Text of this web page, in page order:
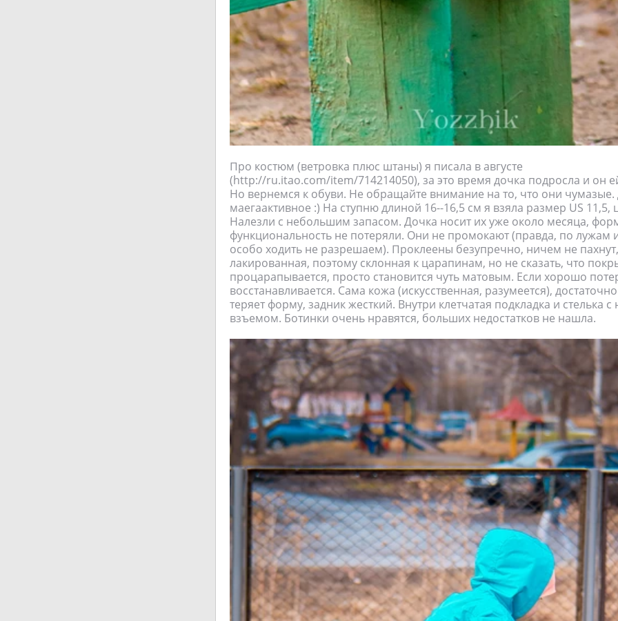
Про костюм (ветровка плюс штаны) я писала в августе
(http://ru.itao.com/item/714214050), за это время дочка подросла и он
Но вернемся к обуви. Не обращайте внимание на то, что они чумазые.
маегаактивное :) На ступню длиной 16--16,5 см я взяла размер US 11,5,
Налезли с небольшим запасом. Дочка носит их уже около месяца,
функциональность не потеряли. Они не промокают (правда, по лужам
особо ходить не разрешаем). Проклеены безупречно, ничем не
лакированная, поэтому склонная к царапинам, но не сказать, что
процарапывается, просто становится чуть матовым. Если хорошо
восстанавливается. Сама кожа (искусственная, разумеется),
теряет форму, задник жесткий. Внутри клетчатая подкладка и стелька
взъемом. Ботинки очень нравятся, больших недостатков не нашла.